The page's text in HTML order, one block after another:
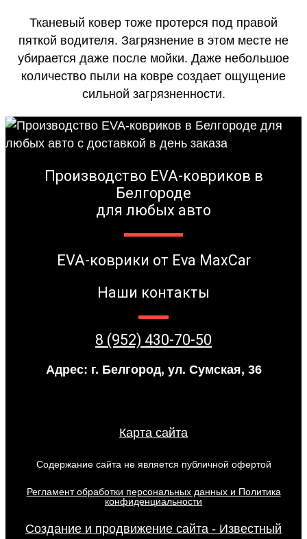
Тканевый ковер тоже протерся под правой
пяткой водителя. Загрязнение в этом месте не
убирается даже после мойки. Даже небольшое
количество пыли на ковре создает ощущение
сильной загрязненности.
Производство EVA-ковриков в
Белгороде
для любых авто
EVA-коврики от Eva MaxCar
Наши контакты
8 (952) 430-70-50
Адрес: г. Белгород, ул. Сумская, 36
Карта сайта
Содержание сайта не является публичной офертой
Регламент обработки персональных данных и Политика
конфиденциальности
Создание и продвижение сайта - Известный